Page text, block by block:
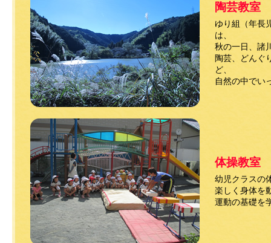
陶芸教室
ゆり組（年長
は、
秋の一日、諸
陶芸、どんぐ
ど、
自然の中でい
体操教室
幼児クラスの
楽しく身体を
運動の基礎を